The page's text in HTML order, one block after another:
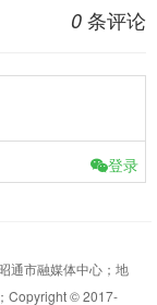
0 条评论
登录
通市融媒体中心；地
Copyright © 2017-